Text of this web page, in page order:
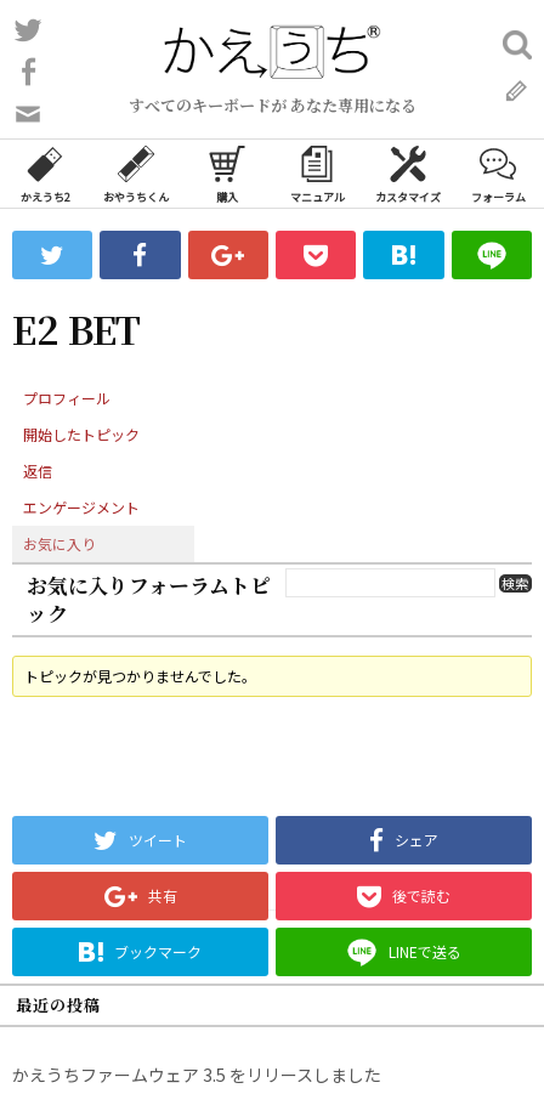
コ
ン
ン
ツ
ス
ッ
プ
すべてのキーボードが あなた専用になる
い
合
わ
フ
ォ
ム
検
索:
かえうち2 おやうちくん 購入 マニュアル カスタマイズ フォーラム
E2 BET
プロフィール
開始したトピック
返信
エンゲージメント
お気に入り
お気に入りフォーラムトピ
ック
トピックが見つかりませんでした。
ツイート シェア
共有 後で読む
ブックマーク LINEで送る
最近の投稿
かえうちファームウェア 3.5 をリリースしました